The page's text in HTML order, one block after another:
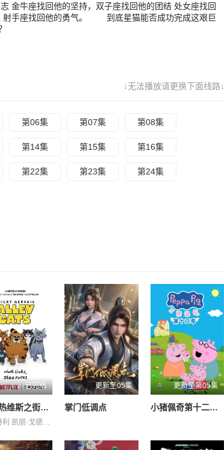
金牛座找回他的坚持，双子座找回他的团结 处女座找回
射手座找回他的勇气。 到底星猫能否成功完成这艰巨
↓无法播放请更换下面线路↓
第06集 第07集 第08集
第14集 第15集 第16集
第22集 第23集 第24集
已完结
瑞奇·热维斯之街猫一族
乔·哈特利 凯丽·戈德利曼 大卫·厄尔 娜塔莉·卡西迪 安德鲁·布鲁克 戴安·摩根 托尼·威 汤姆·巴斯登 瑞奇·热维斯
更新至05集
掌门低调点
更新至第05集
小猪佩奇第十二季国语